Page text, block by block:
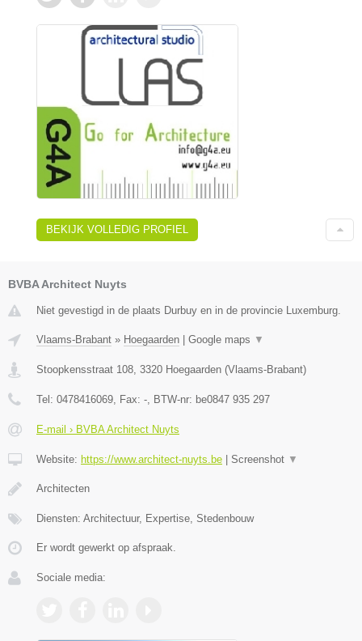
BEKIJK VOLLEDIG PROFIEL
BVBA Architect Nuyts
Niet gevestigd in de plaats Durbuy en in de provincie Luxemburg.
Vlaams-Brabant » Hoegaarden Google maps ▼
Stoopkensstraat 108 3320 Hoegaarden (Vlaams-Brabant)
Tel: 0478416069 , Fax: - , BTW-nr: be0847 935 297
E-mail › BVBA Architect Nuyts
Website: https://www.architect-nuyts.be Screenshot ▼
Architecten
Diensten: Architectuur, Expertise, Stedenbouw
Er wordt gewerkt op afspraak.
Sociale media: